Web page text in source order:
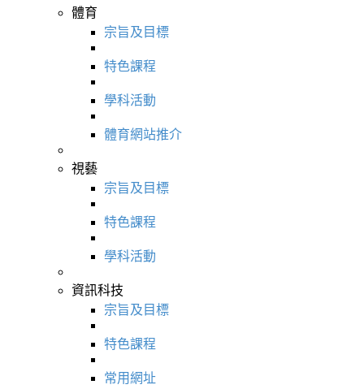
體育
宗旨及目標
特色課程
學科活動
體育網站推介
視藝
宗旨及目標
特色課程
學科活動
資訊科技
宗旨及目標
特色課程
常用網址